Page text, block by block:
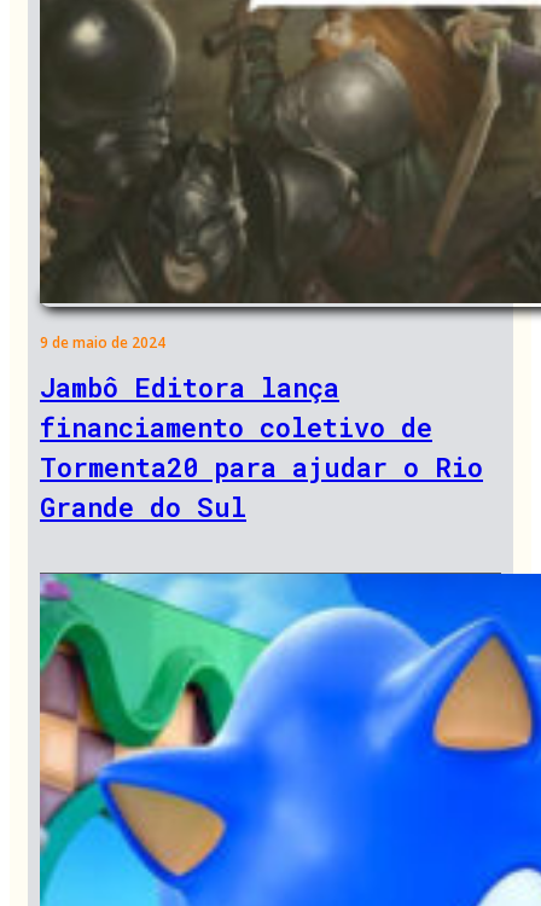
9 de maio de 2024
Jambô Editora lança
financiamento coletivo de
Tormenta20 para ajudar o Rio
Grande do Sul